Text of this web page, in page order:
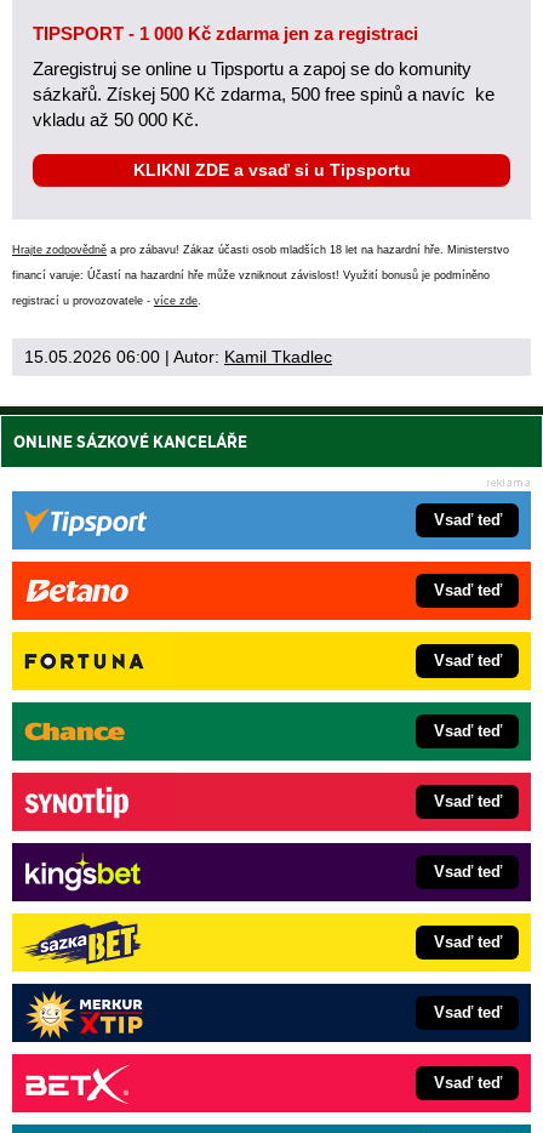
TIPSPORT - 1 000 Kč zdarma jen za registraci
Zaregistruj se online u Tipsportu a zapoj se do komunity
sázkařů. Získej 500 Kč zdarma, 500 free spinů a navíc ke
vkladu až 50 000 Kč.
KLIKNI ZDE a vsaď si u Tipsportu
Hrajte zodpovědně a pro zábavu! Zákaz účasti osob mladších 18 let na hazardní hře. Ministerstvo
financí varuje: Účastí na hazardní hře může vzniknout závislost! Využití bonusů je podmíněno
registrací u provozovatele - více zde.
15.05.2026 06:00 | Autor: Kamil Tkadlec
ONLINE SÁZKOVÉ KANCELÁŘE
Vsaď teď
Vsaď teď
Vsaď teď
Vsaď teď
Vsaď teď
Vsaď teď
Vsaď teď
Vsaď teď
Vsaď teď